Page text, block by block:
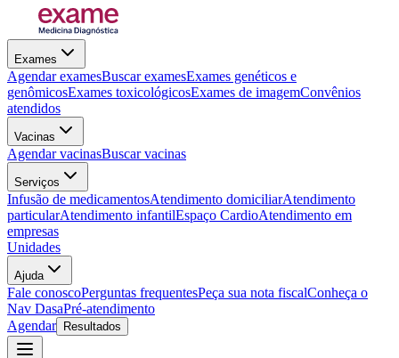
Exames
Agendar examesBuscar examesExames genéticos e
genômicosExames toxicológicosExames de imagemConvênios
atendidos
Vacinas
Agendar vacinasBuscar vacinas
Serviços
Infusão de medicamentosAtendimento domiciliarAtendimento
particularAtendimento infantilEspaço CardioAtendimento em
empresas
Unidades
Ajuda
Fale conoscoPerguntas frequentesPeça sua nota fiscalConheça o
Nav DasaPré-atendimento
Agendar
Resultados